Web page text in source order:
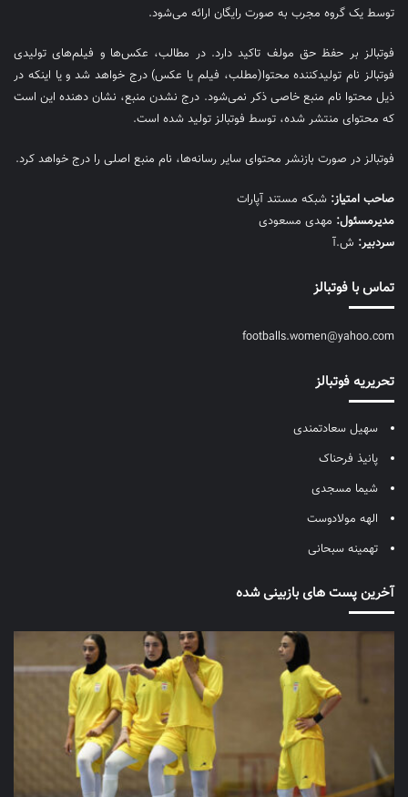
توسط یک گروه مجرب به صورت رایگان ارائه می‌شود.
فوتبالز بر حفظ حق مولف تاکید دارد. در مطالب، عکس‌ها و فیلم‌های تولیدی
فوتبالز نام تولیدکننده محتوا(مطلب، فیلم یا عکس) درج خواهد شد و یا اینکه در
ذیل محتوا نام منبع خاصی ذکر نمی‌‎شود. درج نشدن منبع، نشان دهنده این است
که محتوای منتشر شده، توسط فوتبالز تولید شده است.
فوتبالز در صورت بازنشر محتوای سایر رسانه‌ها، نام منبع اصلی را درج خواهد کرد.
صاحب امتیاز: شبکه مستند آپارات
مديرمسئول: مهدی مسعودی
سردبیر: ش.آ
تماس با فوتبالز
footballs.women@yahoo.com
تحریریه فوتبالز
سهیل سعادتمندی
پانیذ فرحناک
شیما مسجدی
الهه مولادوست
تهمینه سبحانی
آخرین پست های بازبینی شده